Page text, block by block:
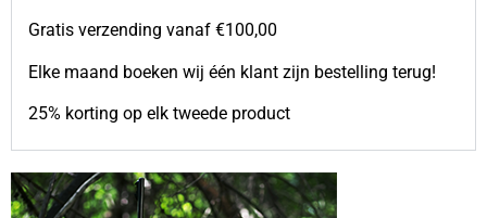
Bescherming
Tactical Vesten
Kleding accessoires
Ondergoed
Onderhoud
Gratis verzending vanaf €100,00
Elke maand boeken wij één klant zijn bestelling terug!
25% korting op elk tweede product